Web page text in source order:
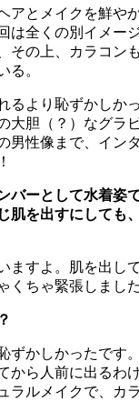
アとメイクを鮮や
は全くの別イメー
その上、カラコン
る。
るより恥ずかしか
大胆（？）なグラ
男性像まで、イン
バーとして水着姿
肌を出すにしても
ますよ。肌を出し
くちゃ緊張しました
ずかしかったです
から人前に出るわ
ラルメイクで、カ